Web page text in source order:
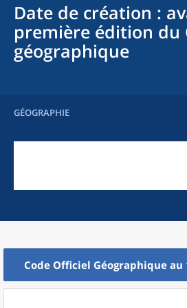
Date de création :
première édition du
géographique
GÉOGRAPHIE
Code Officiel Géographique